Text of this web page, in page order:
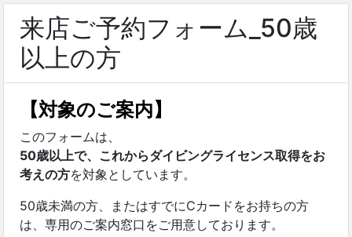
来店ご予約フォーム_50歳
以上の方
【対象のご案内】
このフォームは、
50歳以上で、これからダイビングライセンス取得をお
考えの方を対象としています。
50歳未満の方、またはすでにCカードをお持ちの方
は、専用のご案内窓口をご用意しております。